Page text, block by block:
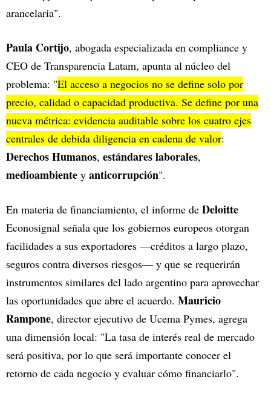
arancelaria".
Paula Cortijo, abogada especializada en compliance y
CEO de Transparencia Latam, apunta al núcleo del
problema: "El acceso a negocios no se define solo por
precio, calidad o capacidad productiva. Se define por una
nueva métrica: evidencia auditable sobre los cuatro ejes
centrales de debida diligencia en cadena de valor:
Derechos Humanos, estándares laborales,
medioambiente y anticorrupción".
En materia de financiamiento, el informe de Deloitte
Econosignal señala que los gobiernos europeos otorgan
facilidades a sus exportadores —créditos a largo plazo,
seguros contra diversos riesgos— y que se requerirán
instrumentos similares del lado argentino para aprovechar
las oportunidades que abre el acuerdo. Mauricio
Rampone, director ejecutivo de Ucema Pymes, agrega
una dimensión local: "La tasa de interés real de mercado
será positiva, por lo que será importante conocer el
retorno de cada negocio y evaluar cómo financiarlo".